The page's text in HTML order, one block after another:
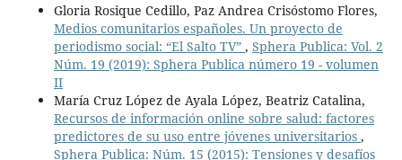
Gloria Rosique Cedillo, Paz Andrea Crisóstomo Flores,
Medios comunitarios españoles. Un proyecto de
periodismo social: “El Salto TV” , Sphera Publica: Vol. 2
Núm. 19 (2019): Sphera Publica número 19 - volumen
II
María Cruz López de Ayala López, Beatriz Catalina,
Recursos de información online sobre salud: factores
predictores de su uso entre jóvenes universitarios ,
Sphera Publica: Núm. 15 (2015): Tensiones y desafíos